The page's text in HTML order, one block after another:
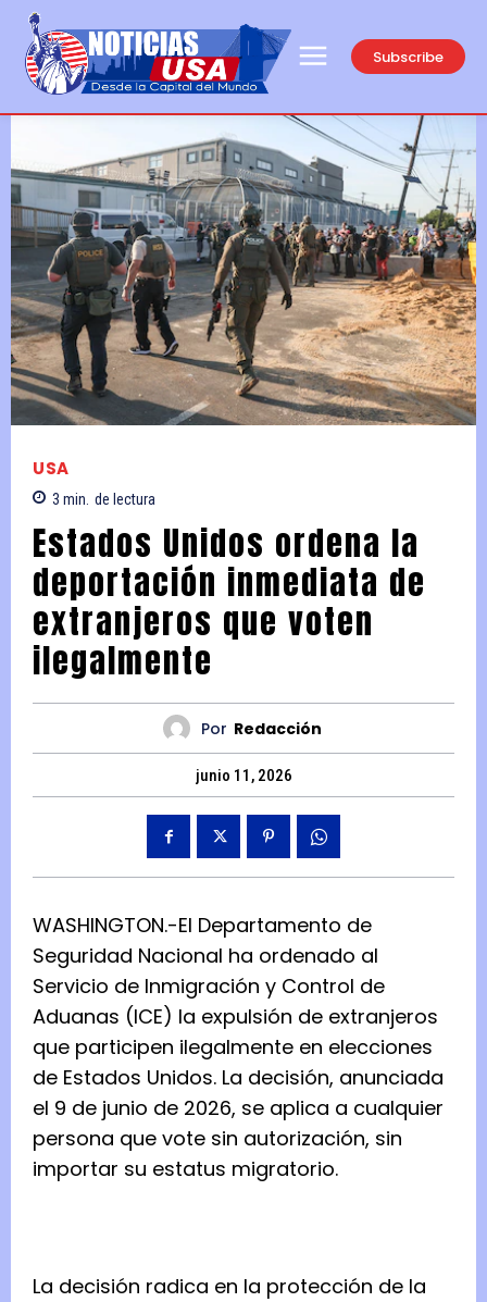
Subscribe
USA
3 min. de lectura
Estados Unidos ordena la
deportación inmediata de
extranjeros que voten
ilegalmente
Por Redacción
junio 11, 2026
WASHINGTON.-El Departamento de
Seguridad Nacional ha ordenado al
Servicio de Inmigración y Control de
Aduanas (ICE) la expulsión de extranjeros
que participen ilegalmente en elecciones
de Estados Unidos. La decisión, anunciada
el 9 de junio de 2026, se aplica a cualquier
persona que vote sin autorización, sin
importar su estatus migratorio.
La decisión radica en la protección de la